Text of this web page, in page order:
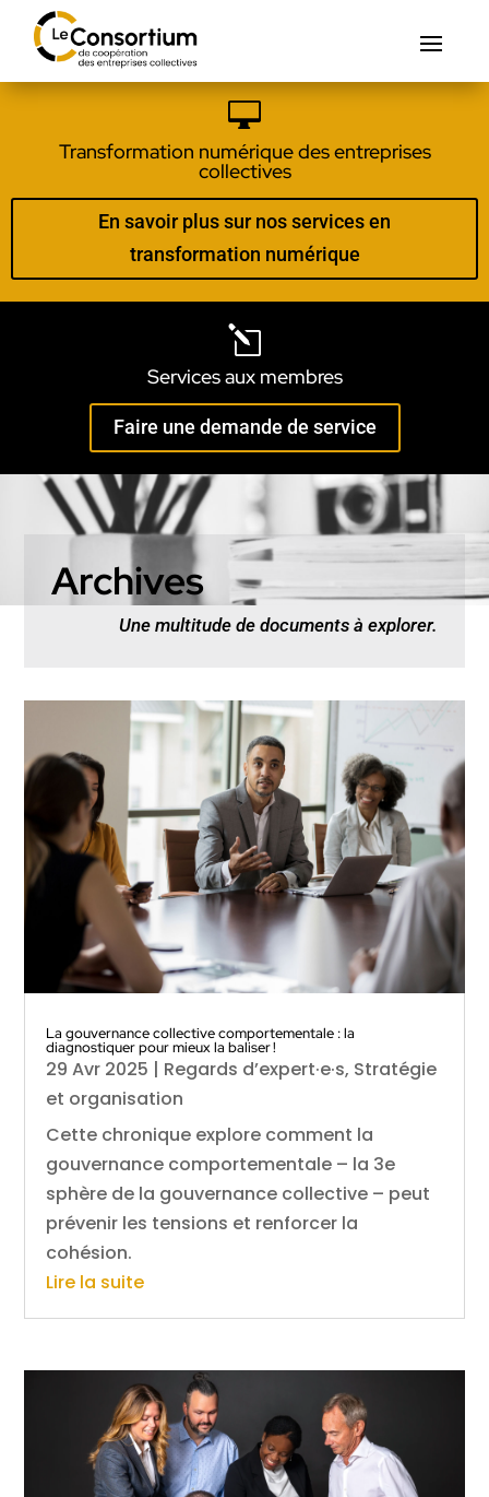

Transformation numérique des entreprises
collectives
En savoir plus sur nos services en
transformation numérique
l
Services aux membres
Faire une demande de service
Archives
Une multitude de documents à explorer.
La gouvernance collective comportementale : la
diagnostiquer pour mieux la baliser !
29 Avr 2025 | Regards d’expert·e·s, Stratégie
et organisation
Cette chronique explore comment la
gouvernance comportementale – la 3e
sphère de la gouvernance collective – peut
prévenir les tensions et renforcer la
cohésion.
Lire la suite